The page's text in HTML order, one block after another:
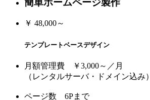
簡単ホームページ製作
￥ 48,000～
テンプレートベースデザイン
月額管理費 ￥3,000～／月
（レンタルサーバ・ドメイン込み）
ページ数 6Pまで